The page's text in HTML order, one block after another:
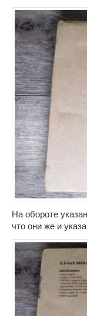
На обороте
что они же и